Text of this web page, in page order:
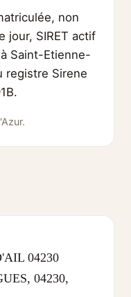
non
jour, SIRET actif
Saint-Etienne-
registre Sirene
04230
04230,